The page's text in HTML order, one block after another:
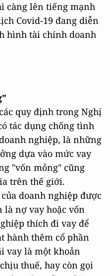
càng lên tiếng mạnh
Covid-19 đang diễn
hình tài chính doanh
quy định trong Nghị
tác dụng chống tình
nghiệp, là những
dựa vào mức vay
"vốn mỏng" cũng
trên thế giới.
doanh nghiệp được
nợ vay hoặc vốn
thích đi vay để
hành thêm cổ phần
vay là một khoản
thuế, hay còn gọi